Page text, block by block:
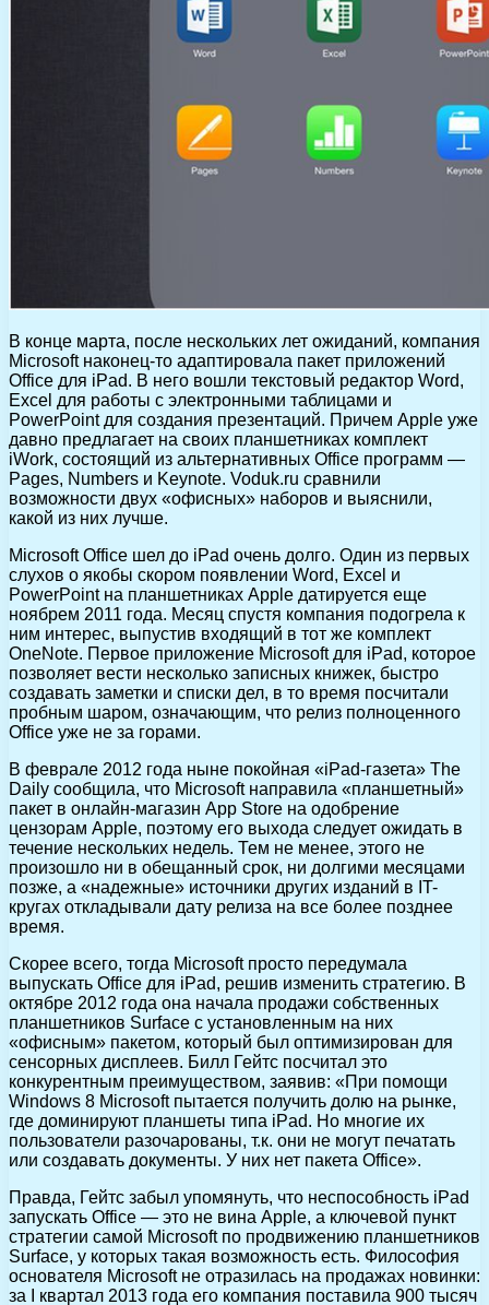
В конце марта, после нескольких лет ожиданий, компания
Microsoft наконец-то адаптировала пакет приложений
Office для iPad. В него вошли текстовый редактор Word,
Excel для работы с электронными таблицами и
PowerPoint для создания презентаций. Причем Apple уже
давно предлагает на своих планшетниках комплект
iWork, состоящий из альтернативных Office программ —
Pages, Numbers и Keynote. Voduk.ru сравнили
возможности двух «офисных» наборов и выяснили,
какой из них лучше.
Microsoft Office шел до iPad очень долго. Один из первых
слухов о якобы скором появлении Word, Excel и
PowerPoint на планшетниках Apple датируется еще
ноябрем 2011 года. Месяц спустя компания подогрела к
ним интерес, выпустив входящий в тот же комплект
OneNote. Первое приложение Microsoft для iPad, которое
позволяет вести несколько записных книжек, быстро
создавать заметки и списки дел, в то время посчитали
пробным шаром, означающим, что релиз полноценного
Office уже не за горами.
В феврале 2012 года ныне покойная «iPad-газета» The
Daily сообщила, что Microsoft направила «планшетный»
пакет в онлайн-магазин App Store на одобрение
цензорам Apple, поэтому его выхода следует ожидать в
течение нескольких недель. Тем не менее, этого не
произошло ни в обещанный срок, ни долгими месяцами
позже, а «надежные» источники других изданий в IT-
кругах откладывали дату релиза на все более позднее
время.
Скорее всего, тогда Microsoft просто передумала
выпускать Office для iPad, решив изменить стратегию. В
октябре 2012 года она начала продажи собственных
планшетников Surface с установленным на них
«офисным» пакетом, который был оптимизирован для
сенсорных дисплеев. Билл Гейтс посчитал это
конкурентным преимуществом, заявив: «При помощи
Windows 8 Microsoft пытается получить долю на рынке,
где доминируют планшеты типа iPad. Но многие их
пользователи разочарованы, т.к. они не могут печатать
или создавать документы. У них нет пакета Office».
Правда, Гейтс забыл упомянуть, что неспособность iPad
запускать Office — это не вина Apple, а ключевой пункт
стратегии самой Microsoft по продвижению планшетников
Surface, у которых такая возможность есть. Философия
основателя Microsoft не отразилась на продажах новинки:
за I квартал 2013 года его компания поставила 900 тысяч